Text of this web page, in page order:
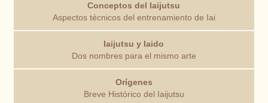
Conceptos del Iaijutsu
Aspectos técnicos del entrenamiento de Iai
Iaijutsu y Iaido
Dos nombres para el mismo arte
Orígenes
Breve Histórico del Iaijutsu